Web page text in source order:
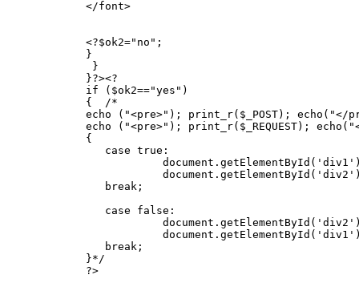
</font>
<?$ok2="no";
}
}
}?><?
if ($ok2=="yes")
{  /*
echo ("<pre>"); print_r($_POST); echo("</
echo ("<pre>"); print_r($_REQUEST);
{
case true:
break;
case false:
break;
}*/
?>